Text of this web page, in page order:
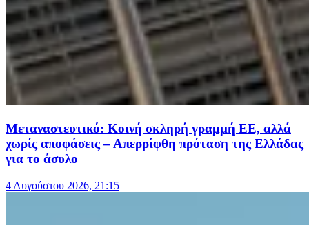
Μεταναστευτικό: Κοινή σκληρή γραμμή ΕΕ, αλλά
χωρίς αποφάσεις – Απερρίφθη πρόταση της Ελλάδας
για το άσυλο
4 Αυγούστου 2026, 21:15